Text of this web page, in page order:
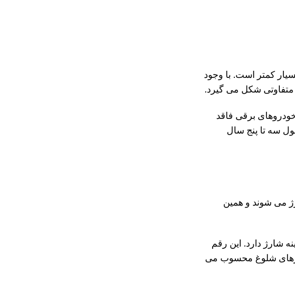
کمتر است. با وجود
متفاوتی شکل می گیرد.
برقی فاقد
سه تا پنج سال
شارژ می شوند و همین
طی حدود ۳۰۰ کیلومتر تنها نزدیک به ۳۰ تا ۴۰ هزار تومان هزینه شارژ دارد. این رقم
شلوغ محسوب می